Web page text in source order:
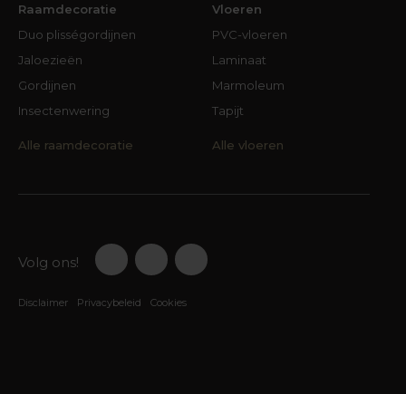
Raamdecoratie
Duo plisségordijnen
Jaloezieën
Gordijnen
Insectenwering
Alle raamdecoratie
Vloeren
PVC-vloeren
Laminaat
Marmoleum
Tapijt
Alle vloeren
Volg ons!
Disclaimer Privacybeleid Cookies